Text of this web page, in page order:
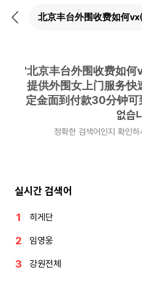
뒤
'北京丰台外围收费如
提供外围女上门服务快
定金面到付款30分钟可
없습
정확한 검색어인지 확인
실시간 검색어
히게단
임영웅
강원전체